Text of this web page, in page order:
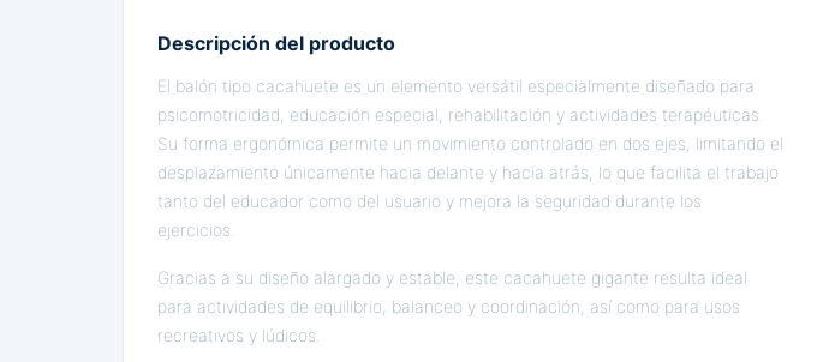
Descripción del producto
El balón tipo cacahuete es un elemento versátil especialmente diseñado para
psicomotricidad, educación especial, rehabilitación y actividades terapéuticas.
Su forma ergonómica permite un movimiento controlado en dos ejes, limitando el
desplazamiento únicamente hacia delante y hacia atrás, lo que facilita el trabajo
tanto del educador como del usuario y mejora la seguridad durante los
ejercicios.
Gracias a su diseño alargado y estable, este cacahuete gigante resulta ideal
para actividades de equilibrio, balanceo y coordinación, así como para usos
recreativos y lúdicos.